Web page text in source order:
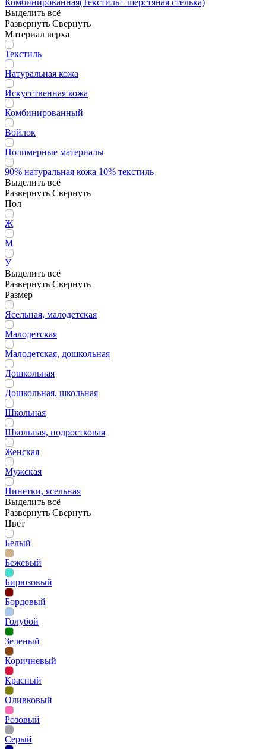
Комбинированная(Текстиль+ шерстяная стелька)
Выделить всё
Развернуть Свернуть
Материал верха
Текстиль
Натуральная кожа
Искусственная кожа
Комбинированный
Войлок
Полимерные материалы
90% натуральная кожа 10% текстиль
Выделить всё
Развернуть Свернуть
Пол
Ж
М
У
Выделить всё
Развернуть Свернуть
Размер
Ясельная, малодетская
Малодетская
Малодетская, дошкольная
Дошкольная
Дошкольная, школьная
Школьная
Школьная, подростковая
Женская
Мужская
Пинетки, ясельная
Выделить всё
Развернуть Свернуть
Цвет
Белый
Бежевый
Бирюзовый
Бордовый
Голубой
Зеленый
Коричневый
Красный
Оливковый
Розовый
Серый